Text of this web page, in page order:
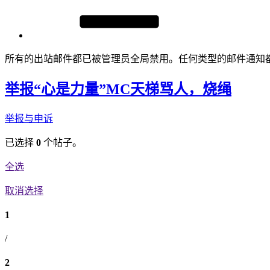
所有的出站邮件都已被管理员全局禁用。任何类型的邮件通知
举报“心是力量”MC天梯骂人，烧绳
举报与申诉
已选择 0 个帖子。
全选
取消选择
1
/
2